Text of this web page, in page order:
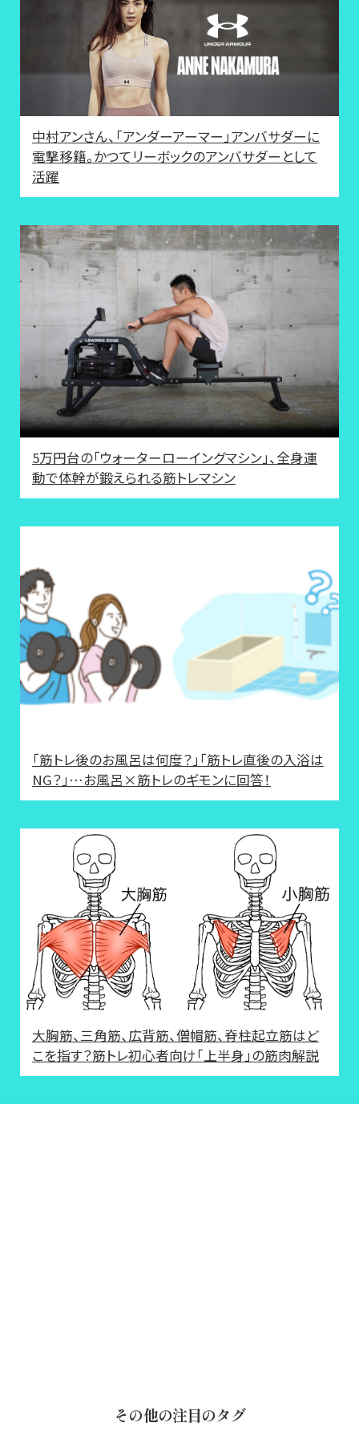
中村アンさん、「アンダーアーマー」アンバサダーに
電撃移籍。かつてリーボックのアンバサダーとして
活躍
5万円台の「ウォーターローイングマシン」、全身運
動で体幹が鍛えられる筋トレマシン
「筋トレ後のお風呂は何度？」「筋トレ直後の入浴は
NG？」…お風呂×筋トレのギモンに回答！
大胸筋、三角筋、広背筋、僧帽筋、脊柱起立筋はど
こを指す？筋トレ初心者向け「上半身」の筋肉解説
その他の注目のタグ